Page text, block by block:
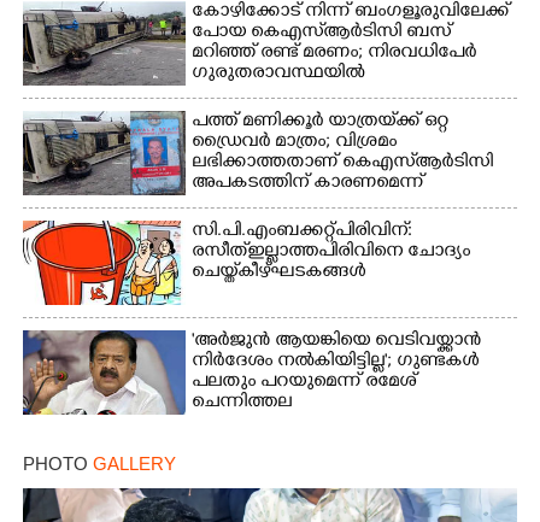
കോഴിക്കോട് നിന്ന് ബംഗളൂരുവിലേക്ക്
പോയ കെഎസ്‌ആർടിസി ബസ്
മറിഞ്ഞ് രണ്ട് മരണം; നിരവധിപേർ
ഗുരുതരാവസ്ഥയിൽ
പത്ത് മണിക്കൂർ യാത്രയ്‌ക്ക് ഒറ്റ
ഡ്രൈവർ മാത്രം; വിശ്രമം
ലഭിക്കാത്തതാണ് കെഎസ്‌ആർടിസി
അപകടത്തിന് കാരണമെന്ന്
വിമർശനം
സി.പി.എം ബക്കറ്റ് പിരിവിന്:
രസീത് ഇല്ലാത്ത പിരിവിനെ ചോദ്യം
ചെയ്ത് കീഴ്ഘടകങ്ങൾ
'അർജുൻ ആയങ്കിയെ വെടിവയ്ക്കാൻ
നിർദേശം നൽകിയിട്ടില്ല'; ഗുണ്ടകൾ
പലതും പറയുമെന്ന് രമേശ്
ചെന്നിത്തല
PHOTO GALLERY